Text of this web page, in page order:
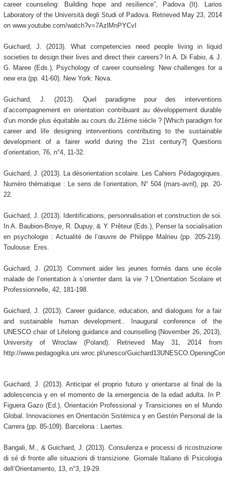
career counseling: Building hope and resilience”, Padova (It). Larios
Laboratory of the Università degli Studi of Padova. Retrieved May 23, 2014
on www.youtube.com/watch?v=7AzlMnPYCvI
Guichard, J. (2013). What competencies need people living in liquid
societies to design their lives and direct their careers? In A. Di Fabio, & J.
G. Maree (Eds.), Psychology of career counseling: New challenges for a
new era (pp. 41-60). New York: Nova.
Guichard, J. (2013). Quel paradigme pour des interventions
d’accompagnement en orientation contribuant au développement durable
d’un monde plus équitable au cours du 21ème siècle ? [Which paradigm for
career and life designing interventions contributing to the sustainable
development of a fairer world during the 21st century?] Questions
d’orientation, 76, n°4, 11-32.
Guichard, J. (2013). La désorientation scolaire. Les Cahiers Pédagogiques.
Numéro thématique : Le sens de l’orientation, N° 504 (mars-avril), pp. 20-
22.
Guichard, J. (2013). Identifications, personnalisation et construction de soi.
In A. Baubion-Broye, R. Dupuy, & Y. Prêteur (Eds.), Penser la socialisation
en psychologie : Actualité de l’œuvre de Philippe Malrieu (pp. 205-219).
Toulouse: Eres.
Guichard, J. (2013). Comment aider les jeunes formés dans une école
malade de l’orientation à s’orienter dans la vie ? L’Orientation Scolaire et
Professionnelle, 42, 181-198.
Guichard, J. (2013). Career guidance, education, and dialogues for a fair
and sustainable human development.. Inaugural conference of the
UNESCO chair of Lifelong guidance and counselling (November 26, 2013),
University of Wroclaw (Poland). Retrieved May 31, 2014 from
http://www.pedagogika.uni.wroc.pl/unesco/
Guichard, J. (2013). Anticipar el proprio futuro y orientarse al final de la
adolescencia y en el momento de la emergencia de la edad adulta. In P.
Figuera Gazo (Ed.), Orientación Professional y Transiciones en el Mundo
Global. Innovaciones en Orientación Sistémica y en Gestón Personal de la
Carrera (pp. 85-109). Barcelona : Laertes.
Bangali, M., & Guichard, J. (2013). Consulenza e processi di ricostruzione
di sé di fronte alle situazioni di transizione. Giornale Italiano di Psicologia
dell’Orientamento, 13, n°3, 19-29.